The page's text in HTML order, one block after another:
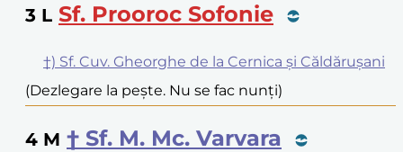
3 L Sf. Prooroc Sofonie
†) Sf. Cuv. Gheorghe de la Cernica și Căldărușani
(Dezlegare la pește. Nu se fac nunți)
4 M † Sf. M. Mc. Varvara